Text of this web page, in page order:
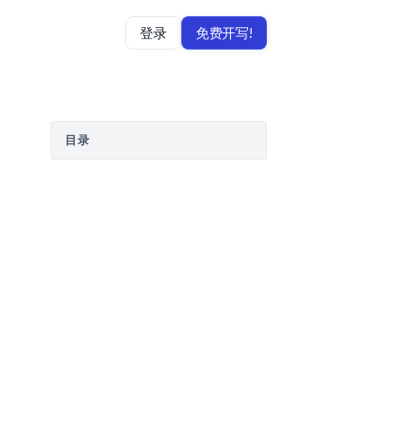
登录 免费开写!
目录